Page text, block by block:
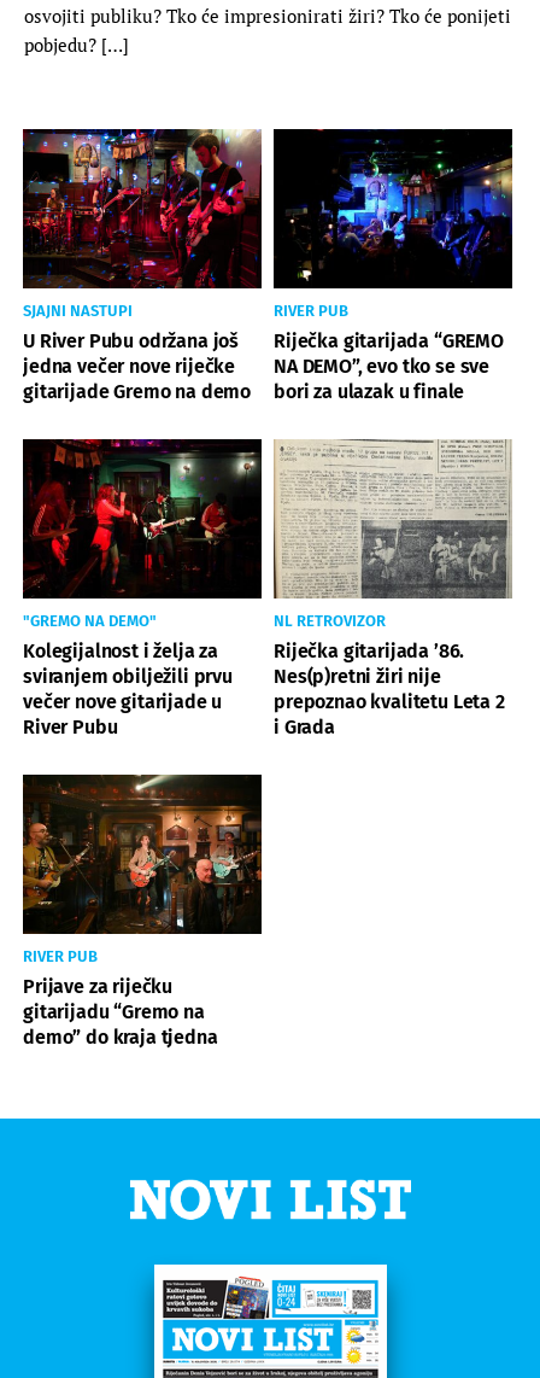
osvojiti publiku? Tko će impresionirati žiri? Tko će ponijeti
pobjedu? […]
SJAJNI NASTUPI
U River Pubu održana još
jedna večer nove riječke
gitarijade Gremo na demo
RIVER PUB
Riječka gitarijada “GREMO
NA DEMO”, evo tko se sve
bori za ulazak u finale
"GREMO NA DEMO"
Kolegijalnost i želja za
sviranjem obilježili prvu
večer nove gitarijade u
River Pubu
NL RETROVIZOR
Riječka gitarijada ’86.
Nes(p)retni žiri nije
prepoznao kvalitetu Leta 2
i Grada
RIVER PUB
Prijave za riječku
gitarijadu “Gremo na
demo” do kraja tjedna